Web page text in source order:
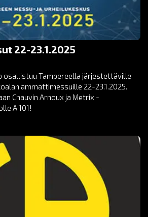
22-23.1.2025
osallistuu Tampereella järjestettäville
ammattimessuille 22-23.1.2025.
Chauvin Arnoux ja Metrix -
A 101!